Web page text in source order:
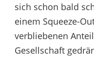
sich schon bald
einem Squeeze-
verbliebenen
Gesellschaft